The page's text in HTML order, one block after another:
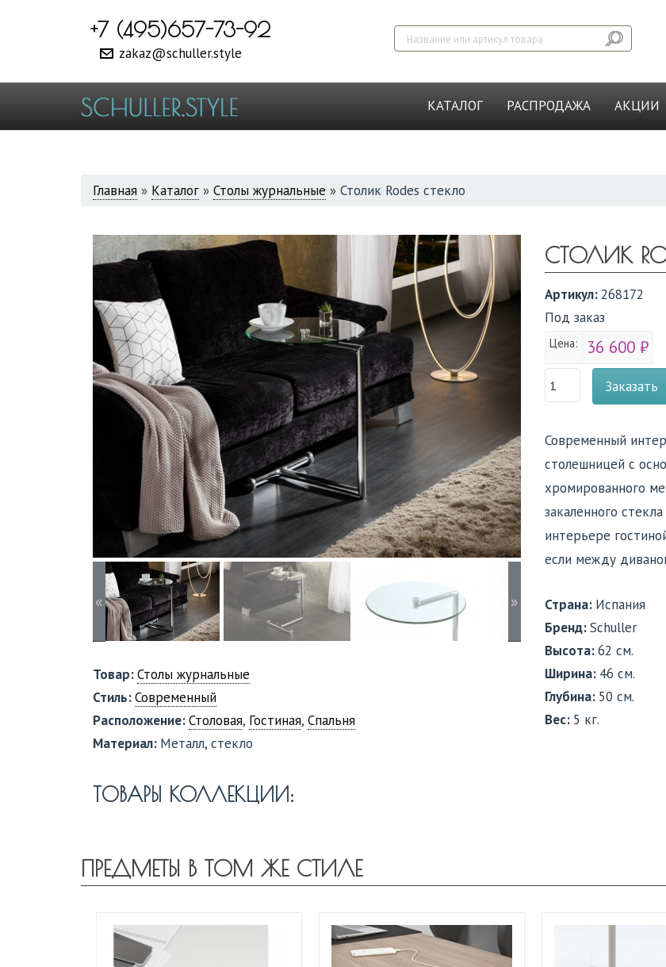
+7 (495)657-73-92
zakaz@schuller.style
КАТАЛОГ РАСПРОДАЖА АКЦИИ
ВЫ
Главная » Каталог » Столы журнальные » Столик Rodes стекло
« »
Товар:Столы журнальные
Стиль:Современный
Расположение:Столовая, Гостиная, Спальня
Материал: Металл, стекло
ТОВАРЫ КОЛЛЕКЦИИ:
СТОЛИК
Артикул:268172
Под заказ
Цена: 36 600 ₽
Заказать
Современный
столешницей с
хромированного
закаленного
интерьере
если между
Страна: Испания
Бренд:Schuller
Высота:62 см.
Ширина: 46 см.
Глубина: 50 см.
Вес: 5 кг.
ПРЕДМЕТЫ В ТОМ ЖЕ СТИЛЕ